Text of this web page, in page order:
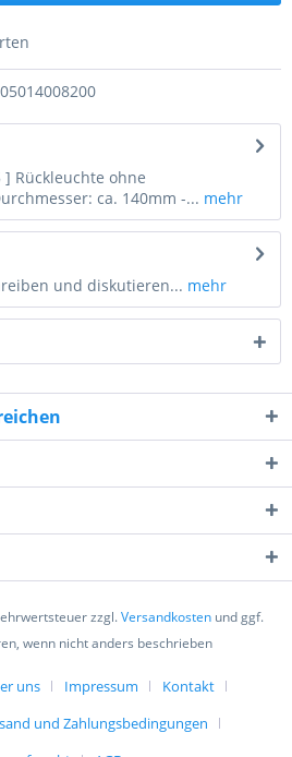
zu. *
Felder sind Pflichtfelder.
] Rückleuchte ohne
ca. 140mm -... mehr
und diskutieren... mehr
zzgl.Versandkosten und ggf.
wenn nicht anders beschrieben
uns Impressum
Kontakt
und Zahlungsbedingungen